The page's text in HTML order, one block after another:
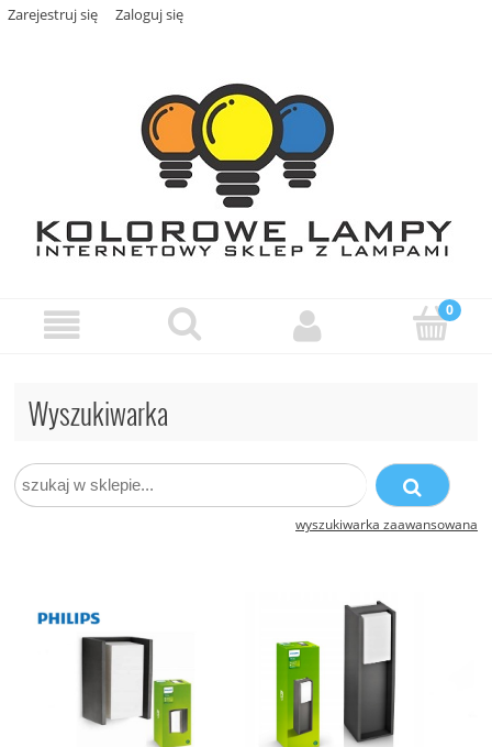
Zarejestruj się Zaloguj się
Wyszukiwarka
wyszukiwarka zaawansowana